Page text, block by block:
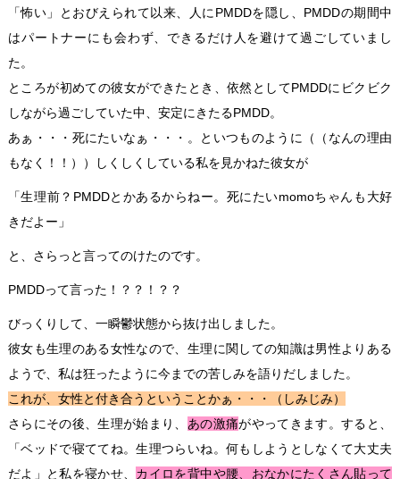
「怖い」とおびえられて以来、人にPMDDを隠し、PMDDの期間中
はパートナーにも会わず、できるだけ人を避けて過ごしていまし
た。
ところが初めての彼女ができたとき、依然としてPMDDにビクビク
しながら過ごしていた中、安定にきたるPMDD。
あぁ・・・死にたいなぁ・・・。といつものように（（なんの理由
もなく！！））しくしくしている私を見かねた彼女が
「生理前？PMDDとかあるからねー。死にたいmomoちゃんも大好
きだよー」
と、さらっと言ってのけたのです。
PMDDって言った！？？！？？
びっくりして、一瞬鬱状態から抜け出しました。
彼女も生理のある女性なので、生理に関しての知識は男性よりある
ようで、私は狂ったように今までの苦しみを語りだしました。
これが、女性と付き合うということかぁ・・・（しみじみ）
さらにその後、生理が始まり、 あの激痛がやってきます。すると、
「ベッドで寝ててね。生理つらいね。何もしようとしなくて大丈夫
だよ」と私を寝かせ、 カイロを背中や腰、おなかにたくさん貼って